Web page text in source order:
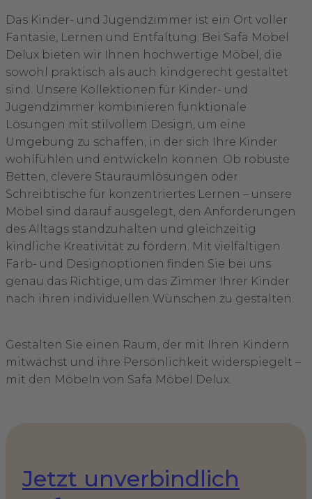
Das Kinder- und Jugendzimmer ist ein Ort voller
Fantasie, Lernen und Entfaltung. Bei Safa Möbel
Delux bieten wir Ihnen hochwertige Möbel, die
sowohl praktisch als auch kindgerecht gestaltet
sind. Unsere Kollektionen für Kinder- und
Jugendzimmer kombinieren funktionale
Lösungen mit stilvollem Design, um eine
Umgebung zu schaffen, in der sich Ihre Kinder
wohlfühlen und entwickeln können. Ob robuste
Betten, clevere Stauraumlösungen oder
Schreibtische für konzentriertes Lernen – unsere
Möbel sind darauf ausgelegt, den Anforderungen
des Alltags standzuhalten und gleichzeitig
kindliche Kreativität zu fördern. Mit vielfältigen
Farb- und Designoptionen finden Sie bei uns
genau das Richtige, um das Zimmer Ihrer Kinder
nach ihren individuellen Wünschen zu gestalten.
Gestalten Sie einen Raum, der mit Ihren Kindern
mitwächst und ihre Persönlichkeit widerspiegelt –
mit den Möbeln von Safa Möbel Delux.
Jetzt unverbindlich